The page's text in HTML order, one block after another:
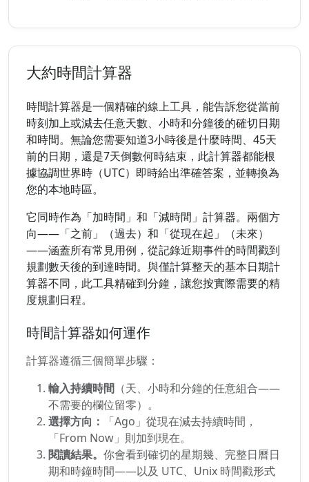
大約時間計算器
時間計算器是一個精確的線上工具，能告訴您從當前
時刻加上或減去任意天數、小時和分鐘後的確切日期
和時間。無論您需要知道3小時後是什麼時間、45天
前的日期，還是7天倒數何時結束，此計算器都能根
據協調世界時（UTC）即時給出準確答案，並轉換為
您的本地時區。
它同時作為「加時間」和「減時間」計算器。兩個方
向——「之前」（過去）和「從現在起」（未來）
——涵蓋所有常見用例，從記錄近期事件的時間戳到
規劃數天後的到達時間。與僅計算整天的基本日期計
算器不同，此工具精確到分鐘，讓您按實際需要的精
度規劃日程。
時間計算器如何運作
計算器遵循三個簡單步驟：
輸入持續時間 （天、小時和分鐘的任意組合——
不需要的欄位留零）。
選擇方向：
「Ago」從現在減去持續時間，
「From Now」則加到現在。
閱讀結果。 你會看到確切的星期幾、完整日曆日
期和時鐘時間——以及 UTC、Unix 時間戳形式